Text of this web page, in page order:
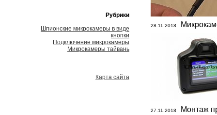
Рубрики
Шпионские микрокамеры в виде
кнопки
Подключение микрокамеры
Микрокамеры тайвань
Карта сайта
28.11.2018
27.11.2018 Монтаж